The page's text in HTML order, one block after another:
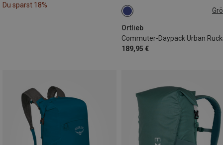
Du sparst 18%
Ortlieb
189,95 €
27L